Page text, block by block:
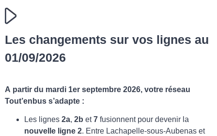
Les changements sur vos lignes au
01/09/2026
A partir du mardi 1er septembre 2026, votre réseau
Tout’enbus s’adapte :
Les lignes 2a, 2b et7 fusionnent pour devenir la
nouvelle ligne 2. Entre Lachapelle-sous-Aubenas et